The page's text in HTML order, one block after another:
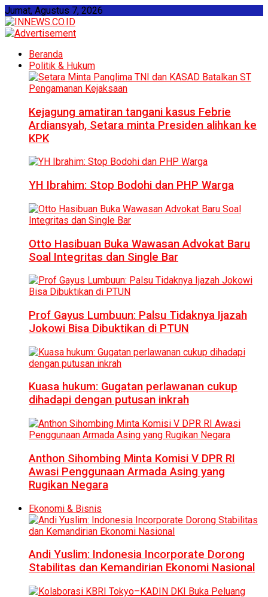
Jumat, Agustus 7, 2026
Beranda
Politik & Hukum
Kejagung amatiran tangani kasus Febrie
Ardiansyah, Setara minta Presiden alihkan ke
KPK
YH Ibrahim: Stop Bodohi dan PHP Warga
Otto Hasibuan Buka Wawasan Advokat Baru
Soal Integritas dan Single Bar
Prof Gayus Lumbuun: Palsu Tidaknya Ijazah
Jokowi Bisa Dibuktikan di PTUN
Kuasa hukum: Gugatan perlawanan cukup
dihadapi dengan putusan inkrah
Anthon Sihombing Minta Komisi V DPR RI
Awasi Penggunaan Armada Asing yang
Rugikan Negara
Ekonomi & Bisnis
Andi Yuslim: Indonesia Incorporate Dorong
Stabilitas dan Kemandirian Ekonomi Nasional